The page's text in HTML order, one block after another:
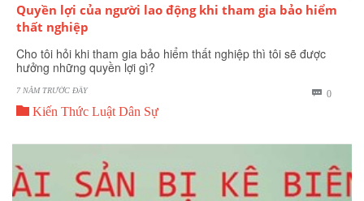
Quyền lợi của người lao động khi tham gia bảo hiểm
thất nghiệp
Cho tôi hỏi khi tham gia bảo hiểm thất nghiệp thì tôi sẽ được
hưởng những quyền lợi gì?
7 NĂM TRƯỚC ĐÂY  0BÌNH
 Kiến Thức Luật Dân Sự